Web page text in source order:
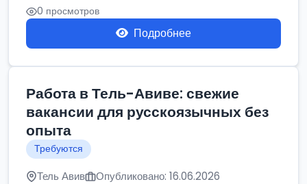
требу...
0 просмотров
Подробнее
Работа в Тель-Авиве: свежие
вакансии для русскоязычных без
опыта
Требуются
Тель Авив Опубликовано: 16.06.2026